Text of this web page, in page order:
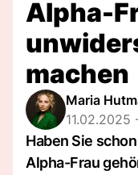
Alpha-
machen
Maria
11.02.2025
Haben Sie
Alpha-Frau